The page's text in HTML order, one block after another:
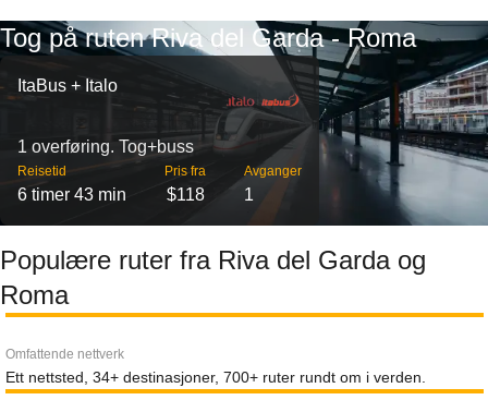
Tog på ruten Riva del Garda - Roma
ItaBus + Italo
1 overføring. Tog+buss
Reisetid
6 timer 43 min
Pris fra
$118
Avganger
1
Populære ruter fra Riva del Garda og
Roma
Omfattende nettverk
Ett nettsted, 34+ destinasjoner, 700+ ruter rundt om i verden.